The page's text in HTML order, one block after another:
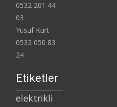
0532 201 44
03
Yusuf Kurt
0532 050 83
24
Etiketler
elektrikli